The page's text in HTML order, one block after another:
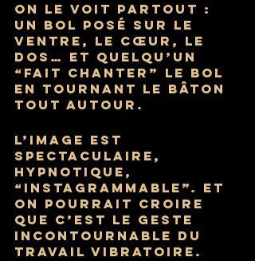
On le voit partout :
un bol posé sur le
ventre, le cœur, le
dos… et quelqu’un
“fait chanter” le bol
en tournant le bâton
tout autour.
L’image est
spectaculaire,
hypnotique,
“instagrammable”. Et
on pourrait croire
que c’est le geste
incontournable du
travail vibratoire.